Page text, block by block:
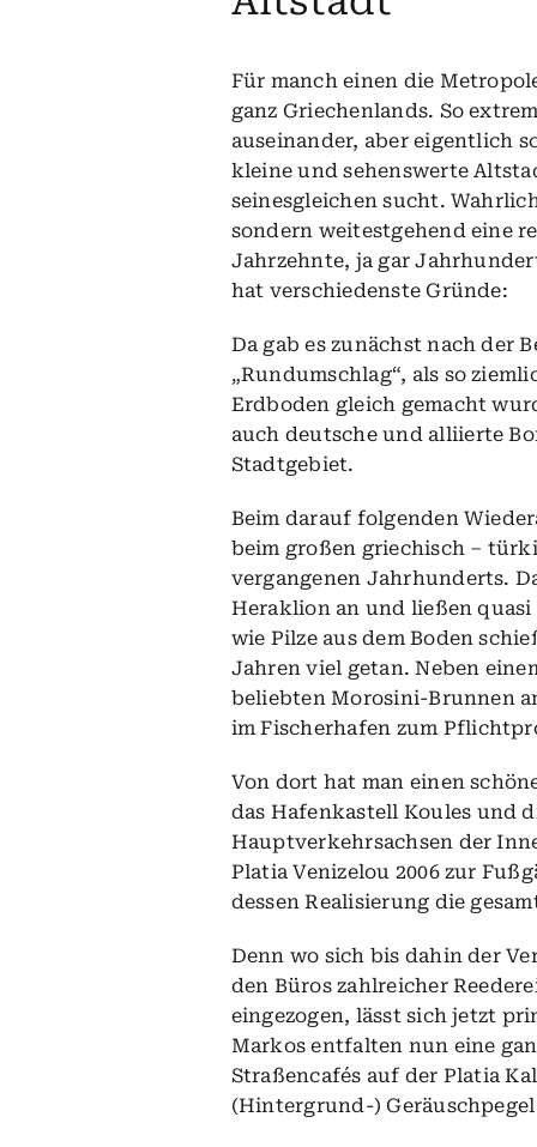
Für manch einen die
ganz Griechenlands. So
auseinander, aber eigentlich
kleine und sehenswerte
seinesgleichen sucht.
sondern weitestgehend eine
Jahrzehnte, ja gar
hat verschiedenste Gründe:
Da gab es zunächst nach der
„Rundumschlag“, als so
Erdboden gleich gemacht
auch deutscheund alliierte
Stadtgebiet.
Beim darauf folgenden
beim großen griechisch –
vergangenen Jahrhunderts.
Heraklion an und ließen
wie Pilze aus dem Boden
Jahren viel getan. Neben
beliebten Morosini-Brunnen
imFischerhafen zum
Von dort hat man einen
das Hafenkastell Koules und
Hauptverkehrsachsen der
Platia Venizelou 2006 zur
dessen Realisierung die
Denn wo sich bis dahin der
den Büros zahlreicher
eingezogen, lässt sich jetzt
Markos entfalten nun eine
Straßencafés auf der Platia
(Hintergrund-)